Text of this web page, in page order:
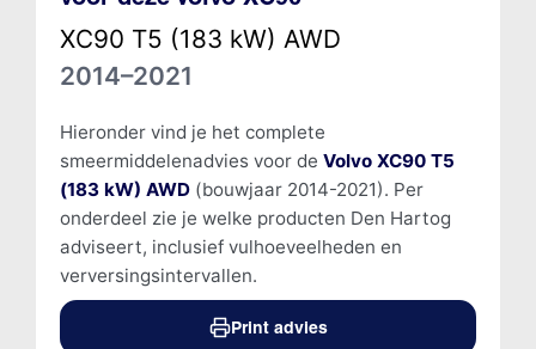
XC90 T5 (183 kW) AWD
2014–2021
Hieronder vind je het complete
smeermiddelenadvies voor de Volvo XC90 T5
(183 kW) AWD(bouwjaar 2014-2021). Per
onderdeel zie je welke producten Den Hartog
adviseert, inclusief vulhoeveelheden en
verversingsintervallen.
Print advies